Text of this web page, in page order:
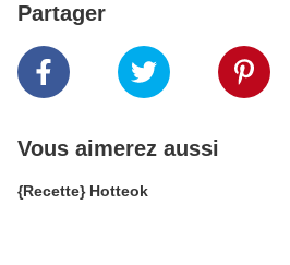
Partager
Vous aimerez aussi
{Recette} Hotteok